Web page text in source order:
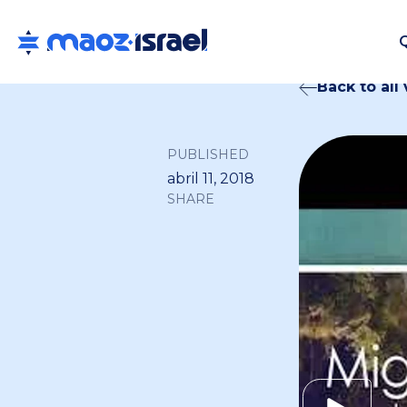
PUBLISHED
abril 11, 2018
SHARE
Back to all